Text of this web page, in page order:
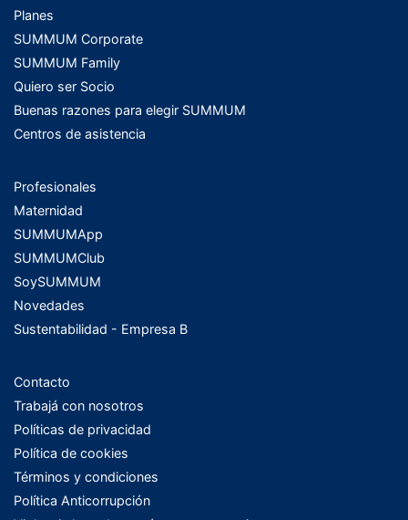
Planes
SUMMUM Corporate
SUMMUM Family
Quiero ser Socio
Buenas razones para elegir SUMMUM
Centros de asistencia
Profesionales
Maternidad
SUMMUMApp
SUMMUMClub
SoySUMMUM
Novedades
Sustentabilidad - Empresa B
Contacto
Trabajá con nosotros
Políticas de privacidad
Política de cookies
Términos y condiciones
Política Anticorrupción